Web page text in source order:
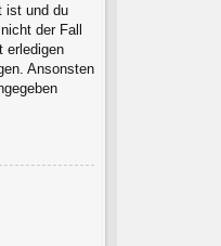
ist und du
der Fall
erledigen
Ansonsten